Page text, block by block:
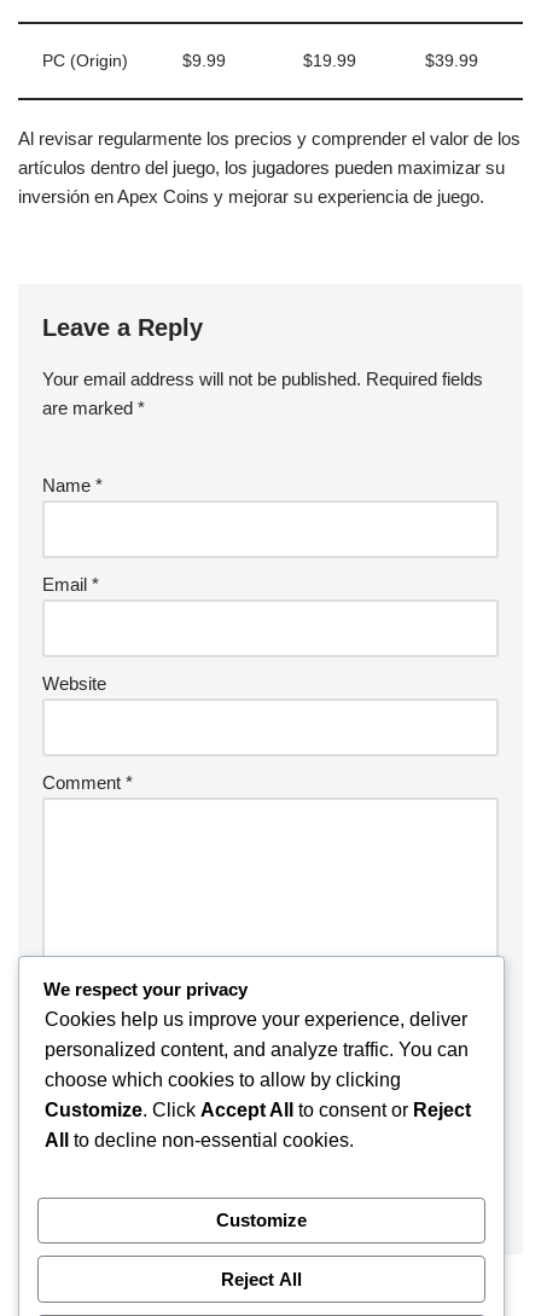
PC (Origin) $9.99 $19.99 $39.99
Al revisar regularmente los precios y comprender el valor de los
artículos dentro del juego, los jugadores pueden maximizar su
inversión en Apex Coins y mejorar su experiencia de juego.
Leave a Reply
Your email address will not be published. Required fields
are marked *
Name *
Email *
Website
Comment *
Save my name, email, and website in this browser for the
next time I comment.
We respect your privacy
Cookies help us improve your experience, deliver
personalized content, and analyze traffic. You can
choose which cookies to allow by clicking
Customize. Click Accept All to consent or Reject
All
to decline non-essential cookies.
Customize
Reject All